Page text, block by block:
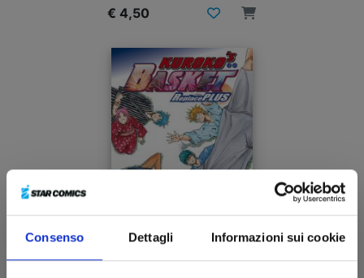
Consenso Dettagli Informazioni sui cookie
€ 4,50